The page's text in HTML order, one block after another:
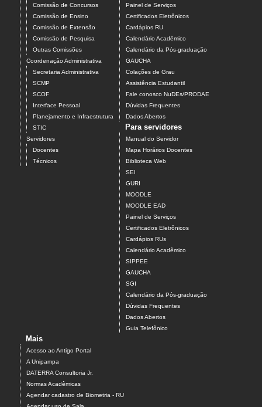
Comissão de Concursos
Comissão de Ensino
Comissão de Extensão
Comissão de Pesquisa
Outras Comissões
Coordenação Administrativa
Secretaria Administrativa
SCMP
SCOF
Interface Pessoal
Planejamento e Infraestrutura
STIC
Servidores
Docentes
Técnicos
Painel de Serviços
Certificados Eletrônicos
Cardápios RU
Calendário Acadêmico
Calendário da Pós-graduação
GAUCHA
Colações de Grau
Assistência Estudantil
Fale conosco NuDEs/PRODAE
Dúvidas Frequentes
Dados Abertos
Para servidores
Manual do Servidor
Mapa Horários Docentes
Biblioteca Web
SEI
GURI
MOODLE
MOODLE EAD
Painel de Serviços
Certificados Eletrônicos
Cardápios RUs
Calendário Acadêmico
SIPPEE
GAUCHA
SGI
Calendário da Pós-graduação
Dúvidas Frequentes
Dados Abertos
Guia Telefônico
Mais
Acesso ao Antigo Portal
A Unipampa
DATERRA Consultoria Jr.
Normas Acadêmicas
Agendar cadastro de Biometria - RU